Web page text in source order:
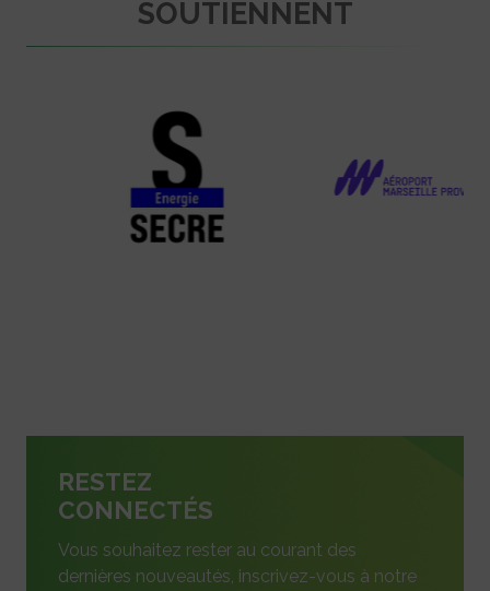
SOUTIENNENT
RESTEZ
CONNECTÉS
Vous souhaitez rester au courant des
dernières nouveautés, inscrivez-vous à notre